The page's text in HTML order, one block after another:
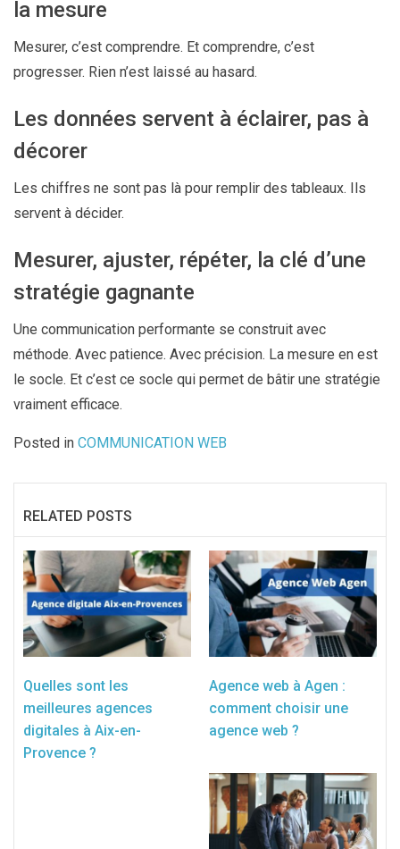
la mesure
Mesurer, c’est comprendre. Et comprendre, c’est
progresser. Rien n’est laissé au hasard.
Les données servent à éclairer, pas à
décorer
Les chiffres ne sont pas là pour remplir des tableaux. Ils
servent à décider.
Mesurer, ajuster, répéter, la clé d’une
stratégie gagnante
Une communication performante se construit avec
méthode. Avec patience. Avec précision. La mesure en est
le socle. Et c’est ce socle qui permet de bâtir une stratégie
vraiment efficace.
Posted in COMMUNICATION WEB
RELATED POSTS
Quelles sont les
meilleures agences
digitales à Aix-en-
Provence ?
Agence web à Agen :
comment choisir une
agence web ?